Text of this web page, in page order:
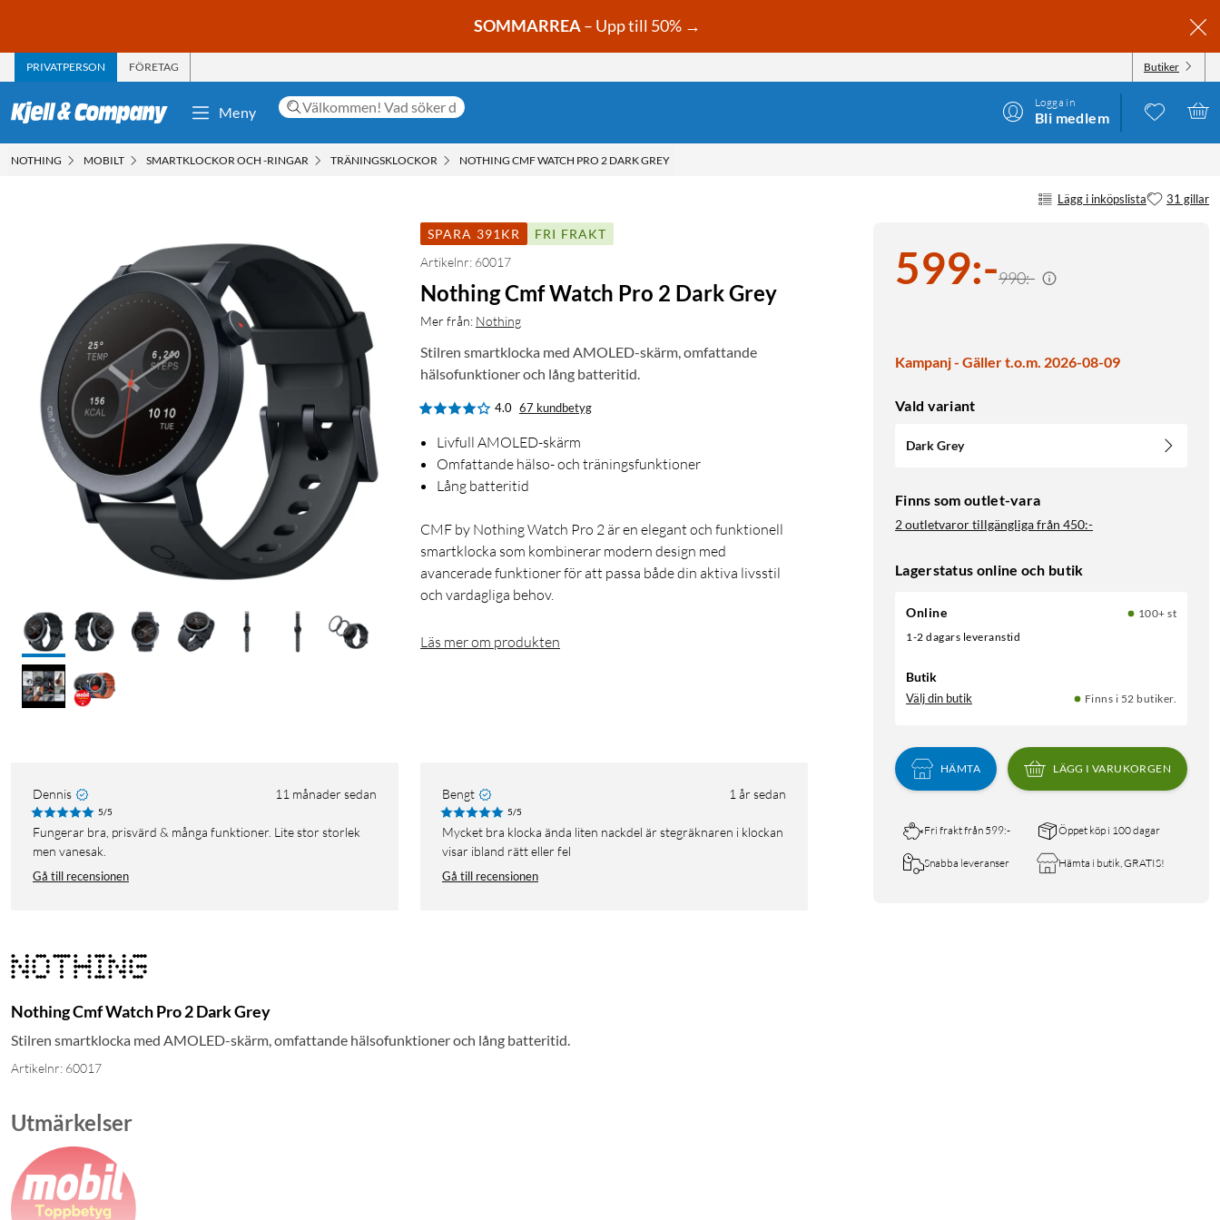
SOMMARREA– Upp till 50% →
PRIVATPERSON FÖRETAG Butiker
Meny
Logga in
Bli medlem
NOTHING MOBILT SMARTKLOCKOR OCH -RINGAR TRÄNINGSKLOCKOR NOTHING CMF WATCH PRO 2 DARK GREY
Lägg i inköpslista 31 gillar
599:-990:-
Kampanj - Gäller t.o.m. 2026-08-09
Vald variant
Dark Grey
Finns som outlet-vara
2 outletvaror tillgängliga från 450:-
Lagerstatus online och butik
Online
100+ st
1-2 dagars leveranstid
Butik
Välj din butik Finns i 52 butiker.
HÄMTA LÄGG I VARUKORGEN
Fri frakt från 599:- Öppet köp i 100 dagar
Snabba leveranser Hämta i butik, GRATIS!
SPARA 391KR
FRI FRAKT
Artikelnr: 60017
Nothing Cmf Watch Pro 2 Dark Grey
Mer från: Nothing
Stilren smartklocka med AMOLED-skärm, omfattande
hälsofunktioner och lång batteritid.
4.0 67 kundbetyg
Livfull AMOLED-skärm
Omfattande hälso- och träningsfunktioner
Lång batteritid
CMF by Nothing Watch Pro 2 är en elegant och funktionell
smartklocka som kombinerar modern design med
avancerade funktioner för att passa både din aktiva livsstil
och vardagliga behov.
Läs mer om produkten
Dennis 11 månader sedan
5/5
Fungerar bra, prisvärd & många funktioner. Lite stor storlek
men vanesak.
Gå till recensionen
Bengt 1 år sedan
5/5
Mycket bra klocka ända liten nackdel är stegräknaren i klockan
visar ibland rätt eller fel
Gå till recensionen
Nothing Cmf Watch Pro 2 Dark Grey
Stilren smartklocka med AMOLED-skärm, omfattande hälsofunktioner och lång batteritid.
Artikelnr: 60017
Utmärkelser